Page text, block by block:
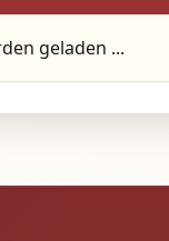
in den Bus
der
geladen ...